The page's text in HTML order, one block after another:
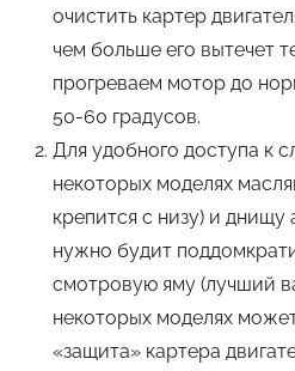
очистить картер
чем больше его вытечет
прогреваем мотор до
50-60 градусов.
Для удобного доступа к
некоторых моделях
крепится с низу) и
нужно будит
смотровую яму (лучший
некоторых моделях
«защита» картера